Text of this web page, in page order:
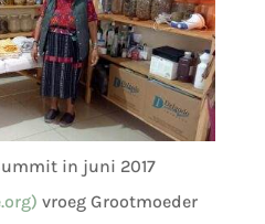
in juni 2017
vroeg Grootmoeder